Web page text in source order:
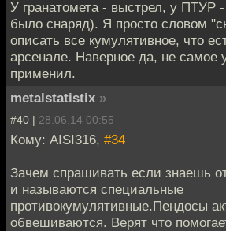
У гранатомета - выстрел, у ПТУР
было снаряд). Я просто словом
описать все кумулятивное, что
арсенале. Наверное да, не самое
применил.
metalstatistix »
#40 | 28.06.14 00:55
Кому: AISI316, #34
Зачем спрашивать если знаешь
и называются специальные
противокумулятивные.Пендосы
обвешиваются. Верят что